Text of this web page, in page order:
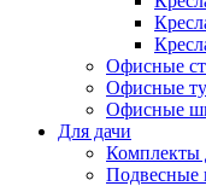
Офисные
Офисные
Офисные
Для дачи
Комплекты
Подвесные